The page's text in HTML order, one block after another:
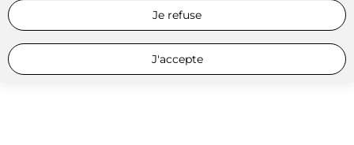
Je refuse
J'accepte